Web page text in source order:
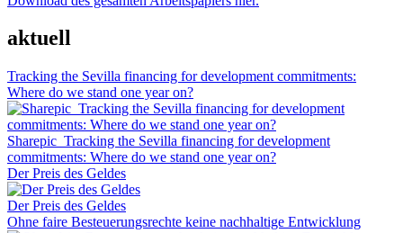
aktuell
Tracking the Sevilla financing for development commitments:
Where do we stand one year on?
Sharepic_Tracking the Sevilla financing for development
commitments: Where do we stand one year on?
Der Preis des Geldes
Der Preis des Geldes
Ohne faire Besteuerungsrechte keine nachhaltige Entwicklung